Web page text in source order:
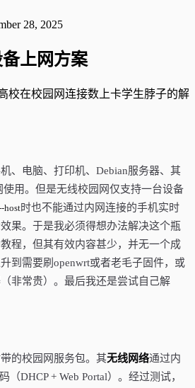
28, 2025
上网方案
校在校园网连接数上卡学生脖子的解
、电脑、打印机、Debian服务器、其
使用。但是无线校园网仅支持一台设备
host时也不能通过内网连接的手机实时
果。于是我必须得想办法解决这个瓶
程，但其有效内容甚少，并无一个成
到需要刷openwrt或者老毛子固件，或
非常贵）。最后我还是尝试自己解
的校园网服务包。其无线网络通过内
（DHCP + Web Portal）。经过测试，